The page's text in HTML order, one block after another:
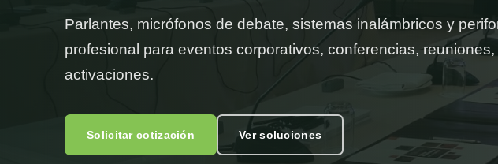
Parlantes, micrófonos de debate, sistemas inalámbricos y
profesional para eventos corporativos, conferencias,
activaciones.
Solicitar cotización Ver soluciones